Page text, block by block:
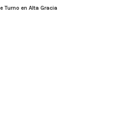
Turno en Alta Gracia